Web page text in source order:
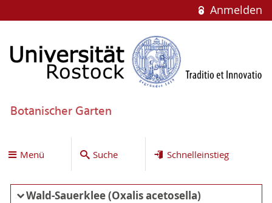
Anmelden
Botanischer Garten
Menü Suche Schnelleinstieg
Wald-Sauerklee (Oxalis acetosella)